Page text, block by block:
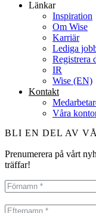
Länkar
Inspiration
Om Wise
Karriär
Lediga
Registrera
IR
Wise (EN)
Kontakt
Våra
BLI EN DEL AV
Prenumerera på vårt
träffar!